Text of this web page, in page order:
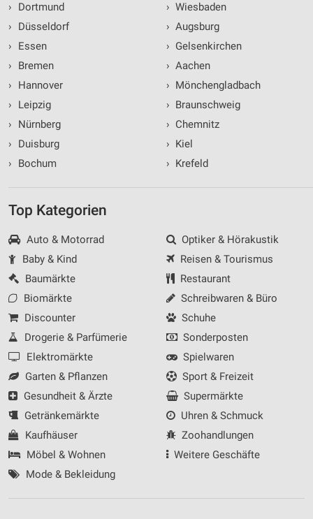
›
Dortmund
›
Düsseldorf
›
Essen
›
Bremen
›
Hannover
›
Leipzig
›
Nürnberg
›
Duisburg
›
Bochum
› Wiesbaden
› Augsburg
› Gelsenkirchen
› Aachen
› Mönchengladbach
› Braunschweig
› Chemnitz
› Kiel
› Krefeld
Top Kategorien
Auto & Motorrad
Baby & Kind
Baumärkte
Biomärkte
Discounter
Drogerie & Parfümerie
Elektromärkte
Garten & Pflanzen
Gesundheit & Ärzte
Getränkemärkte
Kaufhäuser
Möbel & Wohnen
Mode & Bekleidung
Optiker & Hörakustik
Reisen & Tourismus
Restaurant
Schreibwaren & Büro
Schuhe
Sonderposten
Spielwaren
Sport & Freizeit
Supermärkte
Uhren & Schmuck
Zoohandlungen
Weitere Geschäfte